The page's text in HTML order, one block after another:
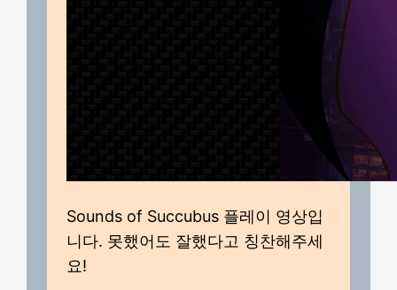
Sounds of Succubus 플레이 영상입
니다. 못했어도 잘했다고 칭찬해주세
요!